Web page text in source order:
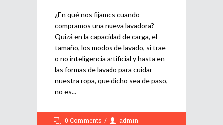
¿En qué nos fijamos cuando
compramos una nueva lavadora?
Quizá en la capacidad de carga, el
tamaño, los modos de lavado, si trae
o no inteligencia artificial y hasta en
las formas de lavado para cuidar
nuestra ropa, que dicho sea de paso,
no es
0 Comments
admin